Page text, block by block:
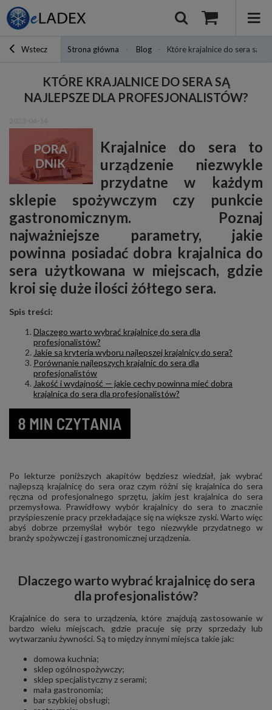
Wstecz Strona główna Blog Które krajalnice do sera są
KTÓRE KRAJALNICE DO SERA SĄ
NAJLEPSZE DLA PROFESJONALISTÓW?
Krajalnice do sera to
urządzenie niezwykle
przydatne w każdym
sklepie spożywczym czy punkcie
gastronomicznym. Poznaj
najważniejsze parametry, jakie
powinna posiadać dobra krajalnica do
sera użytkowana w miejscach, gdzie
kroi się duże ilości żółtego sera.
Spis treści:
Dlaczego warto wybrać krajalnicę do sera dla
profesjonalistów?
Jakie są kryteria wyboru najlepszej krajalnicy do sera?
Porównanie najlepszych krajalnic do sera dla
profesjonalistów
Jakość i wydajność — jakie cechy powinna mieć dobra
krajalnica do sera dla profesjonalistów?
Po lekturze poniższych akapitów będziesz wiedział, jak wybrać
najlepszą krajalnicę do sera oraz czym różni się krajalnica do sera
ręczna od profesjonalnego sprzętu, jakim jest krajalnica do sera
przemysłowa. Prawidłowy wybór krajalnicy do sera to znacznie
przyśpieszenie pracy przekładające się na większe zyski. Warto więc
abyś dobrze przemyślał wybór tego niezwykle przydatnego w
branży spożywczej i gastronomicznej urządzenia.
Dlaczego warto wybrać krajalnicę do sera
dla profesjonalistów?
Krajalnice do sera to urządzenia, które znajdują zastosowanie w
bardzo wielu miejscach, gdzie pracuje się przy sprzedaży lub
wytwarzaniu żywności. Są to między innymi miejsca takie jak:
domowa kuchnia;
sklep ogólnospożywczy;
sklep specjalistyczny z serami;
mała gastronomia;
bar szybkiej obsługi;